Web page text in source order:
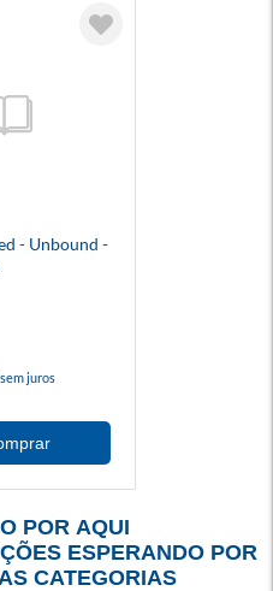
- Unbound -
juros
POR AQUI
ESPERANDO POR
CATEGORIAS